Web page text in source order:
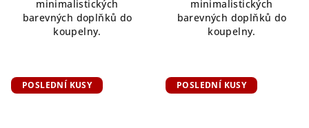
minimalistických
barevných doplňků do
koupelny.
minimalistických
barevných doplňků do
koupelny.
POSLEDNÍ KUSY POSLEDNÍ KUSY